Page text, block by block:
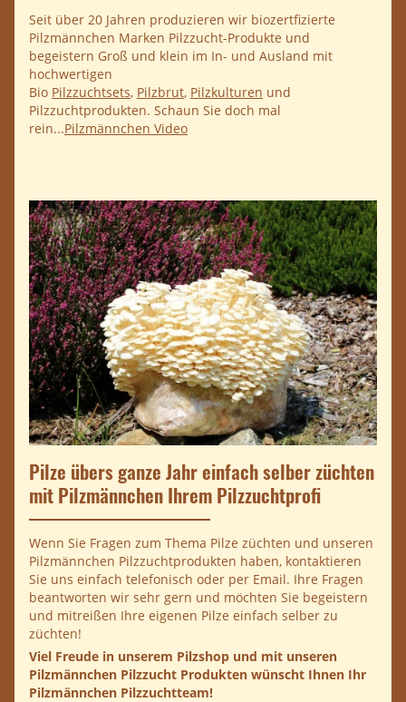
Seit über 20 Jahren produzieren wir biozertfizierte
Pilzmännchen Marken Pilzzucht-Produkte und
begeistern Groß und klein im In- und Ausland mit
hochwertigen
Bio Pilzzuchtsets, Pilzbrut, Pilzkulturen und
Pilzzuchtprodukten. Schaun Sie doch mal
rein...Pilzmännchen Video
Pilze übers ganze Jahr einfach selber züchten
mit Pilzmännchen Ihrem Pilzzuchtprofi
Wenn Sie Fragen zum Thema Pilze züchten und unseren
Pilzmännchen Pilzzuchtprodukten haben, kontaktieren
Sie uns einfach telefonisch oder per Email. Ihre Fragen
beantworten wir sehr gern und möchten Sie begeistern
und mitreißen Ihre eigenen Pilze einfach selber zu
züchten!
Viel Freude in unserem Pilzshop und mit unseren
Pilzmännchen Pilzzucht Produkten wünscht Ihnen Ihr
Pilzmännchen Pilzzuchtteam!